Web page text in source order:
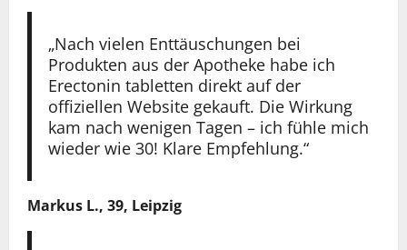
„Nach vielen Enttäuschungen bei
Produkten aus der Apotheke habe ich
Erectonin tabletten direkt auf der
offiziellen Website gekauft. Die Wirkung
kam nach wenigen Tagen – ich fühle mich
wieder wie 30! Klare Empfehlung.“
Markus L., 39, Leipzig